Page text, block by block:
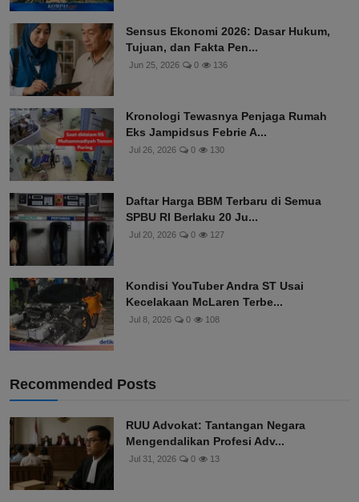
Sensus Ekonomi 2026: Dasar Hukum,
Tujuan, dan Fakta Pen...
Jun 25, 2026 0 136
Kronologi Tewasnya Penjaga Rumah
Eks Jampidsus Febrie A...
Jul 26, 2026 0 130
Daftar Harga BBM Terbaru di Semua
SPBU RI Berlaku 20 Ju...
Jul 20, 2026 0 127
Kondisi YouTuber Andra ST Usai
Kecelakaan McLaren Terbe...
Jul 8, 2026 0 108
Recommended Posts
RUU Advokat: Tantangan Negara
Mengendalikan Profesi Adv...
Jul 31, 2026 0 13